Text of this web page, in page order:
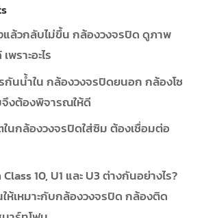
แล้วกลับไม่ขึ้น กล้องวงจรปิด ดูภาพ
พราะอะไร
กันน้ำใน กล้องวงจรปิดยนอก กล้องโซ
จึงต้องพิจารณให้ดี
นกล้องวงจรปิดใส่ซิม ต้องเชื่อมต่อ
10, U1 และ U3 ต่างกันอย่างไร?
ห้เหมาะกับกล้องวงจรปิด กล้องติด